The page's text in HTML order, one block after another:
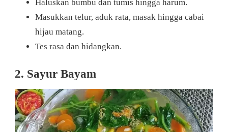
Haluskan bumbu dan tumis hingga harum.
Masukkan telur, aduk rata, masak hingga cabai
hijau matang.
Tes rasa dan hidangkan.
2. Sayur Bayam